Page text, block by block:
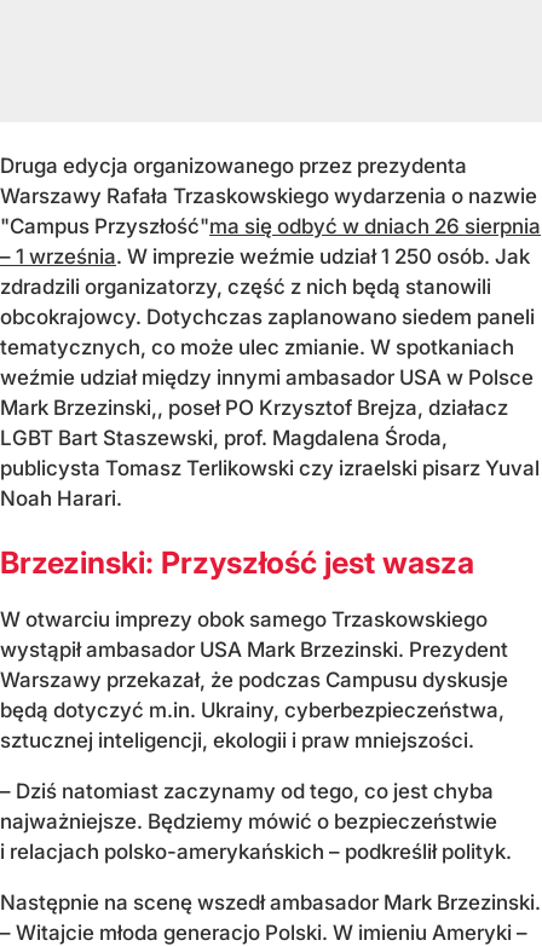
Druga edycja organizowanego przez prezydenta
Warszawy Rafała Trzaskowskiego wydarzenia o nazwie
"Campus Przyszłość"ma się odbyć w dniach 26 sierpnia
– 1 września. W imprezie weźmie udział 1 250 osób. Jak
zdradzili organizatorzy, część z nich będą stanowili
obcokrajowcy. Dotychczas zaplanowano siedem paneli
tematycznych, co może ulec zmianie. W spotkaniach
weźmie udział między innymi ambasador USA w Polsce
Mark Brzezinski,, poseł PO Krzysztof Brejza, działacz
LGBT Bart Staszewski, prof. Magdalena Środa,
publicysta Tomasz Terlikowski czy izraelski pisarz Yuval
Noah Harari.
Brzezinski: Przyszłość jest wasza
W otwarciu imprezy obok samego Trzaskowskiego
wystąpił ambasador USA Mark Brzezinski. Prezydent
Warszawy przekazał, że podczas Campusu dyskusje
będą dotyczyć m.in. Ukrainy, cyberbezpieczeństwa,
sztucznej inteligencji, ekologii i praw mniejszości.
– Dziś natomiast zaczynamy od tego, co jest chyba
najważniejsze. Będziemy mówić o bezpieczeństwie
i relacjach polsko-amerykańskich – podkreślił polityk.
Następnie na scenę wszedł ambasador Mark Brzezinski.
– Witajcie młoda generacjo Polski. W imieniu Ameryki –